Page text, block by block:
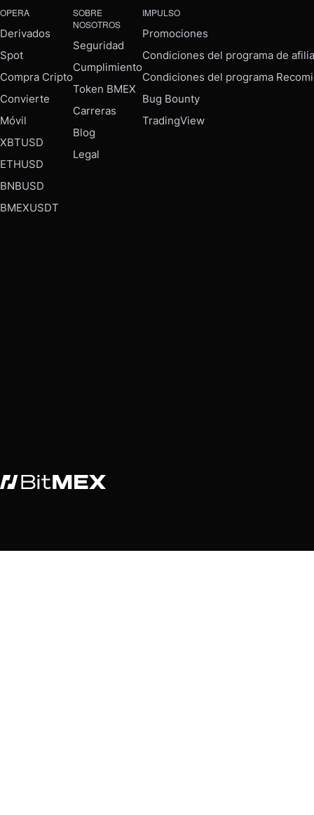
OPERA
Derivados
Spot
Compra Cripto
Convierte
Móvil
XBTUSD
ETHUSD
BNBUSD
BMEXUSDT
SOBRE
NOSOTROS
Seguridad
Cumplimiento
Token BMEX
Carreras
Blog
Legal
IMPULSO
Promociones
Condiciones del programa de
Condiciones del programa
Bug Bounty
TradingView